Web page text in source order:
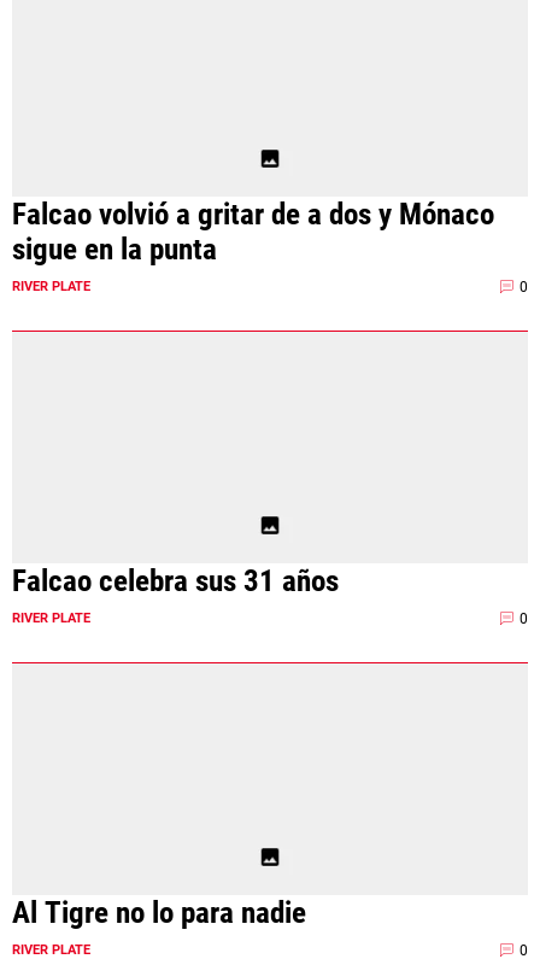
Falcao volvió a gritar de a dos y Mónaco
sigue en la punta
RIVER PLATE 0
Falcao celebra sus 31 años
RIVER PLATE 0
Al Tigre no lo para nadie
RIVER PLATE 0